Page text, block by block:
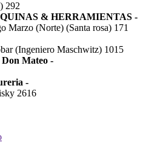
292
& HERRAMIENTAS -
Marzo (Norte) (Santa rosa) 171
(Ingeniero Maschwitz) 1015
Mateo -
-
2616